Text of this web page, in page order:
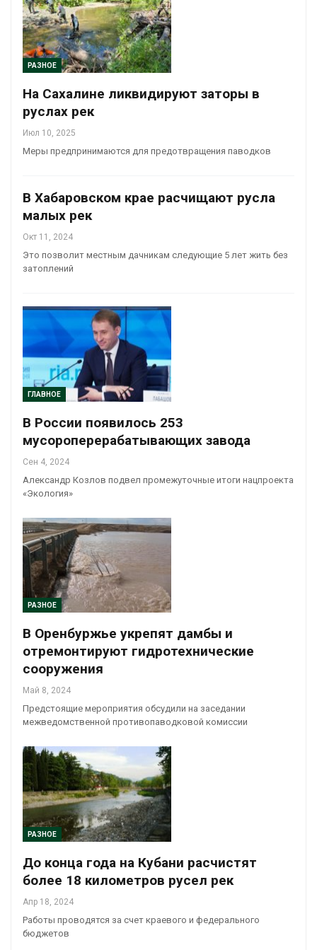
РАЗНОЕ
На Сахалине ликвидируют заторы в
руслах рек
Июл 10, 2025
Меры предпринимаются для предотвращения паводков
В Хабаровском крае расчищают русла
малых рек
Окт 11, 2024
Это позволит местным дачникам следующие 5 лет жить без
затоплений
ГЛАВНОЕ
В России появилось 253
мусороперерабатывающих завода
Сен 4, 2024
Александр Козлов подвел промежуточные итоги нацпроекта
«Экология»
РАЗНОЕ
В Оренбуржье укрепят дамбы и
отремонтируют гидротехнические
сооружения
Май 8, 2024
Предстоящие мероприятия обсудили на заседании
межведомственной противопаводковой комиссии
РАЗНОЕ
До конца года на Кубани расчистят
более 18 километров русел рек
Апр 18, 2024
Работы проводятся за счет краевого и федерального
бюджетов